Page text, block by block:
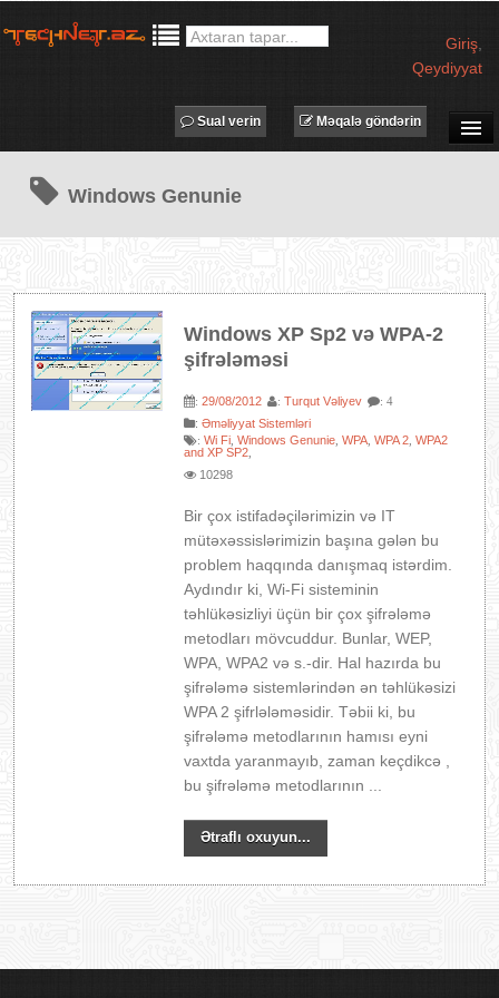
Giriş
Qeydiyyat
MƏQALƏLƏR
PROQRAMLAR
IT LÜĞƏT
XƏBƏRLƏR
Məqalə göndərin
Sual verin
Windows Genunie
Windows XP Sp2 və WPA-2
şifrələməsi
:29/08/2012 :Turqut Vəliyev : 4
:Əməliyyat Sistemləri
:Wi Fi ,Windows Genunie ,WPA ,WPA 2 ,WPA2
and XP SP2
10298
Bir çox istifadəçilərimizin və IT
mütəxəssislərimizin başına gələn bu
problem haqqında danışmaq istərdim.
Aydındır ki, Wi-Fi sisteminin
təhlükəsizliyi üçün bir çox şifrələmə
metodları mövcuddur. Bunlar, WEP,
WPA, WPA2 və s.-dir. Hal hazırda bu
şifrələmə sistemlərindən ən təhlükəsizi
WPA 2 şifrlələməsidir. Təbii ki, bu
şifrələmə metodlarının hamısı eyni
vaxtda yaranmayıb, zaman keçdikcə ,
bu şifrələmə metodlarının ...
Ətraflı oxuyun...